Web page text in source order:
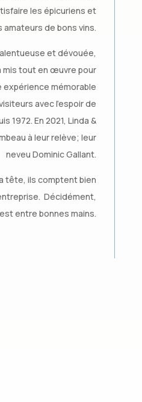
les épicuriens et
amateurs de bons vins.
et dévouée,
mis tout en œuvre pour
expérience mémorable
avec l’espoir de
1972. En 2021, Linda &
à leur relève; leur
neveu Dominic Gallant.
tête, ils comptent bien
Décidément,
entre bonnes mains.